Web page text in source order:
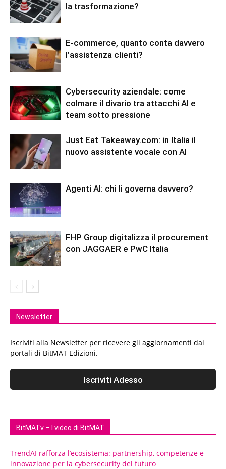
la trasformazione?
E-commerce, quanto conta davvero
l’assistenza clienti?
Cybersecurity aziendale: come
colmare il divario tra attacchi AI e
team sotto pressione
Just Eat Takeaway.com: in Italia il
nuovo assistente vocale con AI
Agenti AI: chi li governa davvero?
FHP Group digitalizza il procurement
con JAGGAER e PwC Italia
Newsletter
Iscriviti alla Newsletter per ricevere gli aggiornamenti dai
portali di BitMAT Edizioni.
BitMATv – I video di BitMAT
TrendAI rafforza l’ecosistema: partnership, competenze e
innovazione per la cybersecurity del futuro